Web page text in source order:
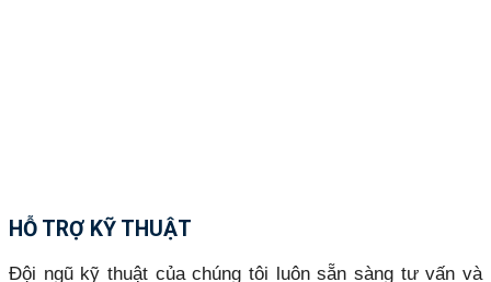
HỖ TRỢ KỸ THUẬT
Đội ngũ kỹ thuật của chúng tôi luôn sẵn sàng tư vấn và